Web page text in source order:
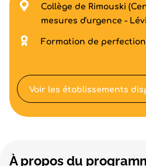
À propos du
Collège de Rimouski
mesures d'urgence -
Formation de
Voir les établissements